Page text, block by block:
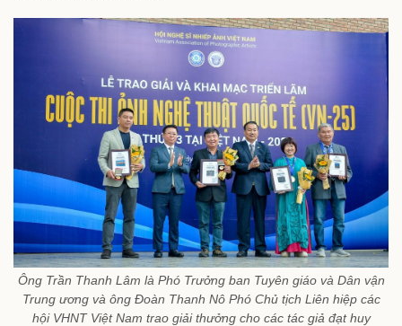
Ông Trần Thanh Lâm là Phó Trưởng ban Tuyên giáo và Dân vận
Trung ương và ông Đoàn Thanh Nô Phó Chủ tịch Liên hiệp các
hội VHNT Việt Nam trao giải thưởng cho các tác giả đạt huy